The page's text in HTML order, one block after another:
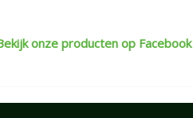
onze producten op Facebook